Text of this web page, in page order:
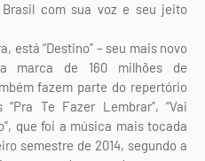
com sua voz e seu jeito
está “Destino” – seu mais novo
marca de 160 milhões de
fazem parte do repertório
Te Fazer Lembrar”, “Vai
que foi a música mais tocada
semestre de 2014, segundo a